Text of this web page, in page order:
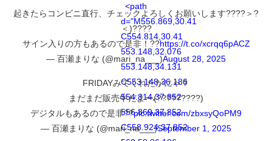
<path
d="M556.869,30.41
C554.814,30.41
553.148,32.076
553.148,34.131
C553.148,36.186
554.814,37.852
556.869,37.852
C558.924,37.852
起きたらコンビニ直行、チェックよろしくお願いします????＞?
＜)????
サイン入りの方もあるので是非！??https://t.co/xcrqq6pACZ
— 百瀬まりな (@mari_na___)August 28, 2025
FRIDAYみてくれたかにゃ？
まだまだ販売中だよー(?????????)
デジタルもあるので是非??pic.twitter.com/zbxsyQoPM9
— 百瀬まりな (@mari_na___)September 1, 2025